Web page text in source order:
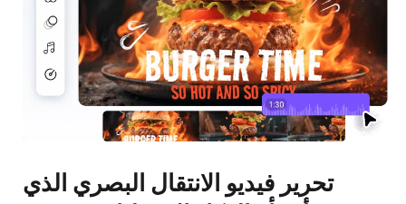
تحرير فيديو الانتقال البصري الذي